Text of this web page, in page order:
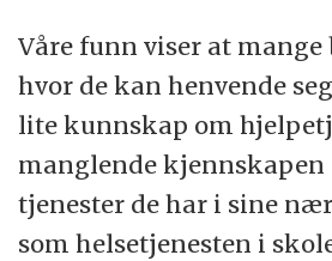
Våre funn viser at
hvor de kan henvende
lite kunnskap om
manglende kjennskapen
tjenester de har i sine
som helsetjenesten i